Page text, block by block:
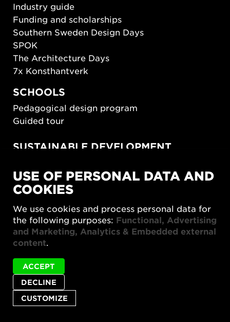
Industry guide
Funding and scholarships
Southern Sweden Design Days
SPOK
The Architecture Days
7x Konsthantverk
SCHOOLS
Pedagogical design program
Guided tour
SUSTAINABLE DEVELOPMENT
SUSTAINORDIC
Share Future Living
What Matter_s
Privacy policy
Cookie settings
© 2026 Form/Design Center
USE OF PERSONAL DATA AND
COOKIES
We use cookies and process personal data for
the following purposes: Functional, Advertising
and Marketing, Analytics & Embedded external
content.
CUSTOMIZE
DECLINE
ACCEPT